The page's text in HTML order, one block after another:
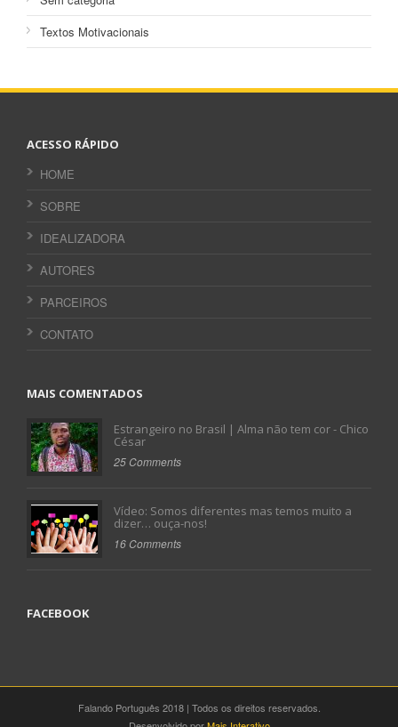
Textos Motivacionais
ACESSO RÁPIDO
HOME
SOBRE
IDEALIZADORA
AUTORES
PARCEIROS
CONTATO
MAIS COMENTADOS
Estrangeiro no Brasil | Alma não tem cor - Chico
César
25 Comments
Vídeo: Somos diferentes mas temos muito a
dizer… ouça-nos!
16 Comments
FACEBOOK
Falando Português 2018 | Todos os direitos reservados.